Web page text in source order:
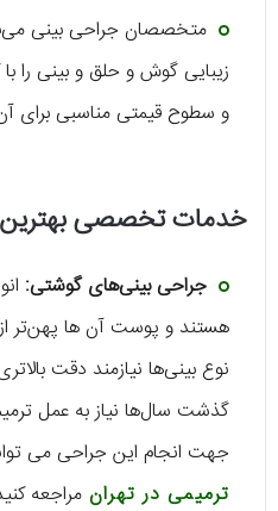
متخصصان جراحی بینی
زیبایی گوش و حلق و بینی را با
و سطوح قیمتی مناسبی برای آن
خدمات تخصصی
جراحی بینی‌های گوشتی:
هستند و پوست آن ها پهن‌تر
نوع بینی‌ها نیازمند دقت
گذشت سال‌ها نیاز به عمل
جهت انجام این جراحی می
ترمیمی در تهران مراجعه